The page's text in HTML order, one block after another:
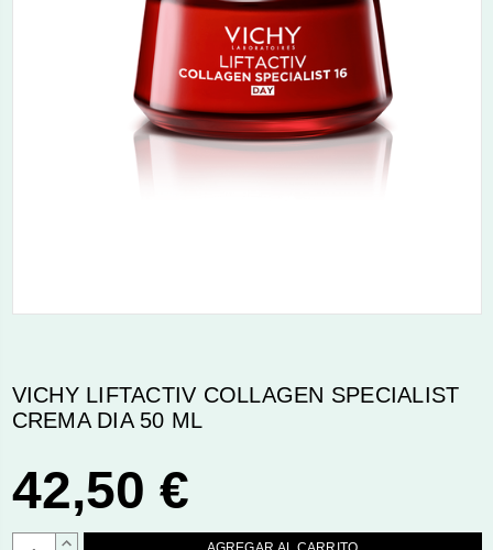
VICHY LIFTACTIV COLLAGEN SPECIALIST
CREMA DIA 50 ML
42,50 €
AUMENTAR